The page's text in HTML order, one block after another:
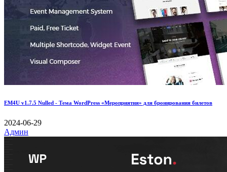
EM4U v1.7.5 Nulled - Тема WordPress «Мероприятия» для бронирования билетов
2024-06-29
Админ